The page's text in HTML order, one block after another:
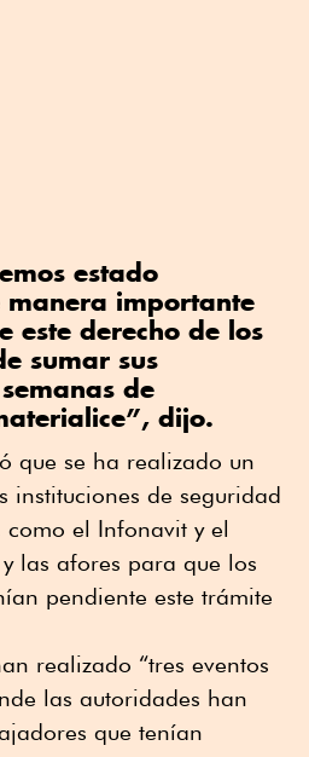
estado
importante
este derecho de los
sumar sus
de
dijo.
que se ha realizado un
instituciones de seguridad
el Infonavit y el
las afores para que los
pendiente este trámite
realizado “tres eventos
las autoridades han
que tenían